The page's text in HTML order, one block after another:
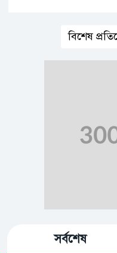
বিশেষ
সর্বশেষ